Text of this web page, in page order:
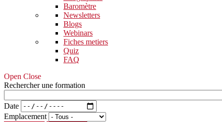
Baromètre
Newsletters
Blogs
Webinars
Fiches metiers
Quiz
FAQ
Open Close
Rechercher une formation
Date
Emplacement